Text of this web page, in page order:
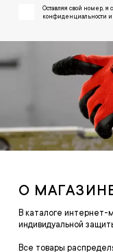
Оставляя свой номер, я
конфиденциальности и
О
В каталоге интернет-
индивидуальной
Все товары